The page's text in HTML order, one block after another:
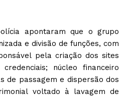
apontaram que o grupo
e divisão de funções, com
pela criação dos sites
núcleo financeiro
de passagem e dispersão dos
voltado à lavagem de